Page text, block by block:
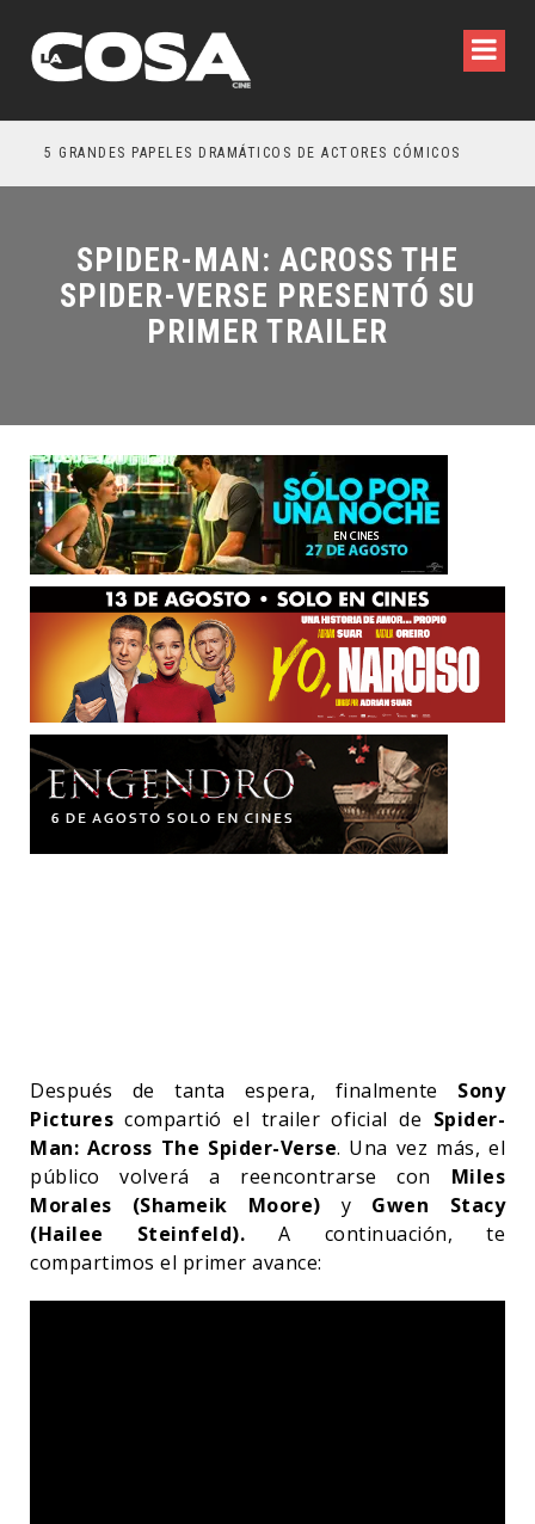
5 GRANDES PAPELES DRAMÁTICOS DE ACTORES CÓMICOS
SPIDER-MAN: ACROSS THE
SPIDER-VERSE PRESENTÓ SU
PRIMER TRAILER
Después de tanta espera, finalmente Sony
Pictures compartió el trailer oficial de Spider-
Man: Across The Spider-Verse. Una vez más, el
público volverá a reencontrarse con Miles
Morales
(Shameik Moore) y Gwen Stacy
(Hailee Steinfeld). A continuación, te
compartimos el primer avance: